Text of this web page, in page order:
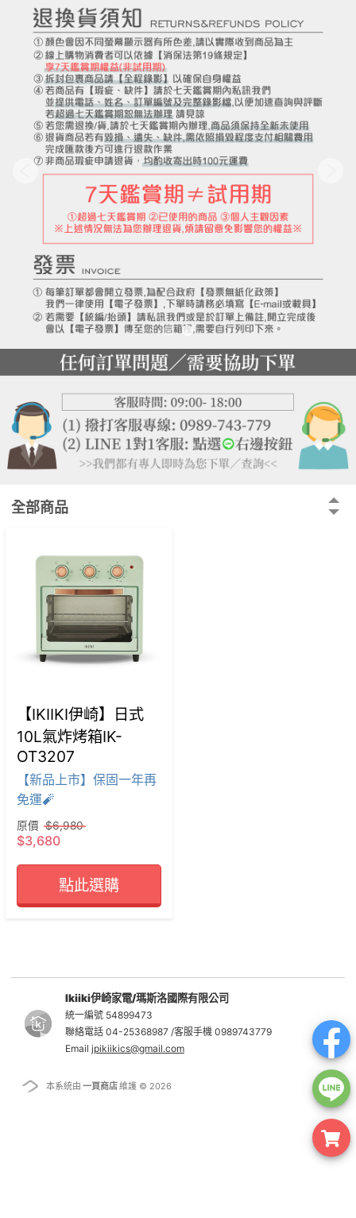
全部商品
【IKIIKI伊崎】日式
10L氣炸烤箱IK-
OT3207
【新品上市】保固一年再
免運🧨
原價 $6,980
$3,680
點此選購
Ikiiki伊崎家電/瑪斯洛國際有限公司
統一編號 54899473
聯絡電話 04-25368987 /客服手機 0989743779
Email jpikiikics@gmail.com
本系統由 一頁商店維護 © 2026